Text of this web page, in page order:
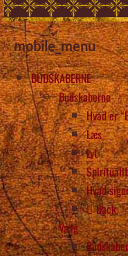
mobile_menu
BUDSKABERNE
Budskaberne
Hvad er
Læs
Lyt
Hvad
Back
Vælg